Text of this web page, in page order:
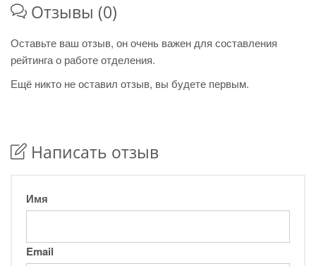
Отзывы (0)
Оставьте ваш отзыв, он очень важен для составления
рейтинга о работе отделения.
Ещё никто не оставил отзыв, вы будете первым.
Написать отзыв
Имя
Email